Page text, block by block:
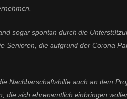
sogar spontan durch die
Senioren, die aufgrund der Corona
Nachbarschaftshilfe auch an dem
die sich ehrenamtlich einbringen